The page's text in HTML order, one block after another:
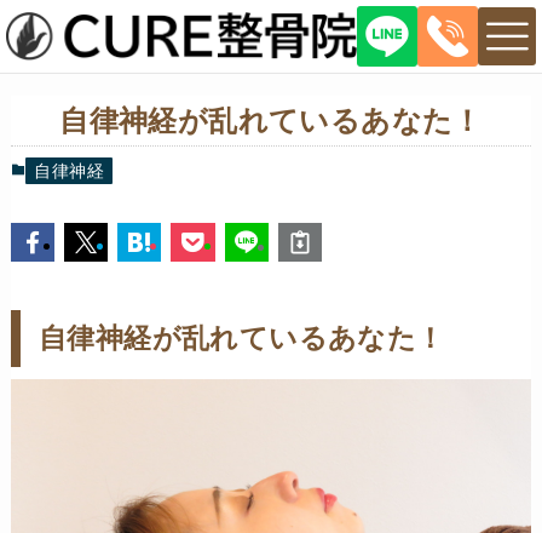
自律神経が乱れているあなた！
自律神経
自律神経が乱れているあなた！